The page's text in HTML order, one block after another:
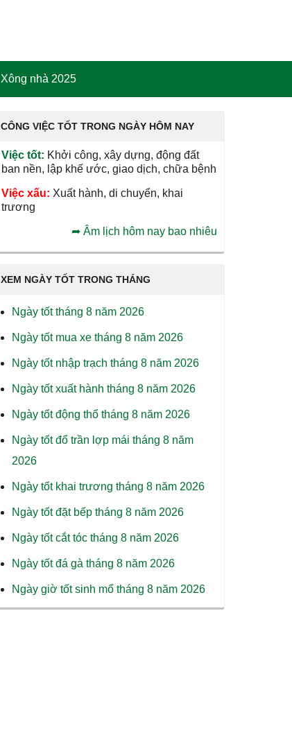
Xông nhà 2025
CÔNG VIỆC TỐT TRONG NGÀY HÔM NAY
Việc tốt: Khởi công, xây dựng, động đất
ban nền, lập khế ước, giao dịch, chữa bệnh
Việc xấu: Xuất hành, di chuyển, khai
trương
➦ Âm lịch hôm nay bao nhiêu
XEM NGÀY TỐT TRONG THÁNG
Ngày tốt tháng 8 năm 2026
Ngày tốt mua xe tháng 8 năm 2026
Ngày tốt nhập trạch tháng 8 năm 2026
Ngày tốt xuất hành tháng 8 năm 2026
Ngày tốt động thổ tháng 8 năm 2026
Ngày tốt đổ trần lợp mái tháng 8 năm
2026
Ngày tốt khai trương tháng 8 năm 2026
Ngày tốt đặt bếp tháng 8 năm 2026
Ngày tốt cắt tóc tháng 8 năm 2026
Ngày tốt đá gà tháng 8 năm 2026
Ngày giờ tốt sinh mổ tháng 8 năm 2026